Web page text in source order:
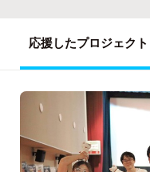
応援したプロジェクト